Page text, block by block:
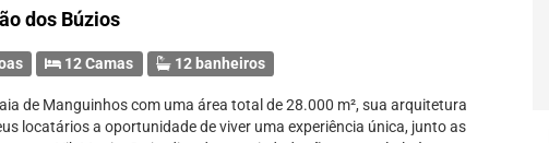
dos Búzios
12 Camas 12 banheiros
de Manguinhos com uma área total de 28.000 m², sua arquitetura
locatários a oportunidade de viver uma experiência única, junto as